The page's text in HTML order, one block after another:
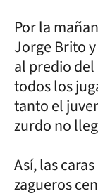
Por la
Jorge Brito
al predio
todos los
tanto el
zurdo no
Así, las
zagueros